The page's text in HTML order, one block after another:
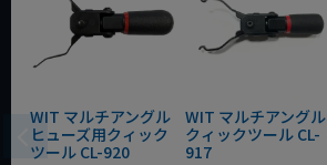
WIT マルチアングル
ヒューズ用クィック
ツール CL-920
WIT マルチアングル
クィックツール CL-
917